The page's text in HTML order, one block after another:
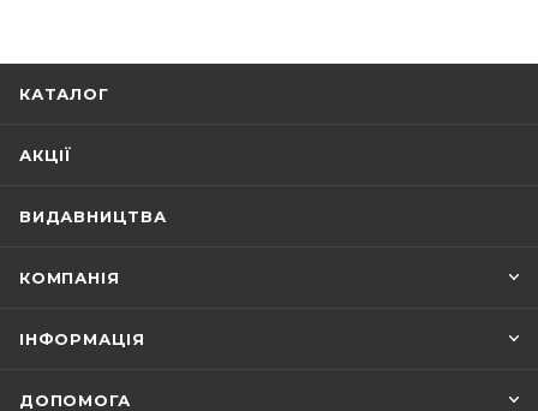
КАТАЛОГ
АКЦІЇ
ВИДАВНИЦТВА
КОМПАНІЯ
ІНФОРМАЦІЯ
ДОПОМОГА